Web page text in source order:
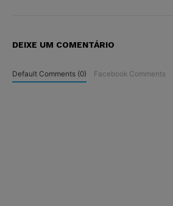
DEIXE UM COMENTÁRIO
Default Comments (0) Facebook Comments